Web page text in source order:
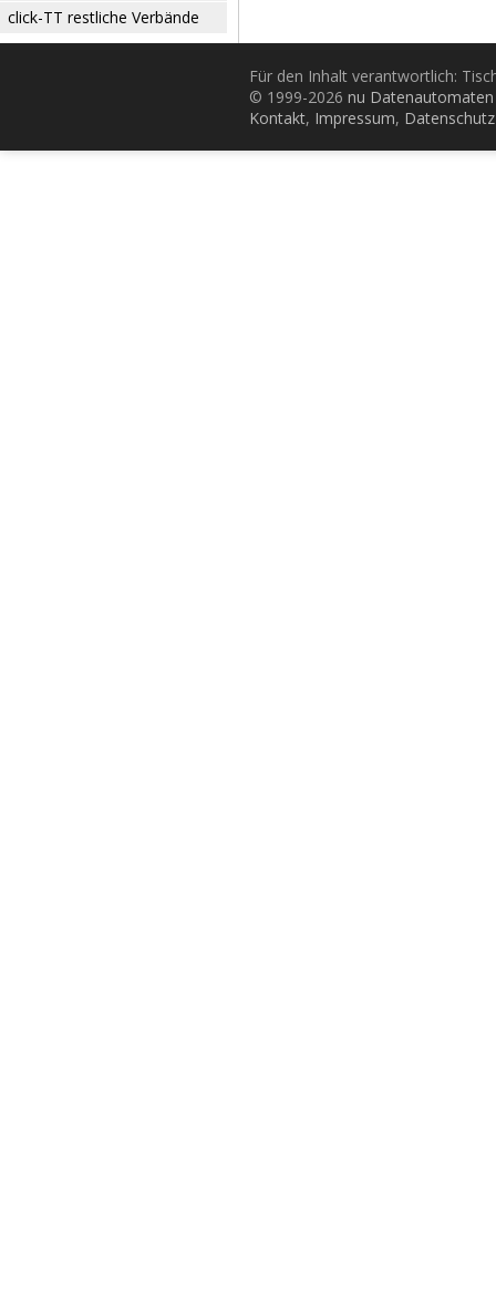
click-TT restliche Verbände
Für den Inhalt verantwortlich:
© 1999-2026 nu
Kontakt, Impressum, Datenschutz